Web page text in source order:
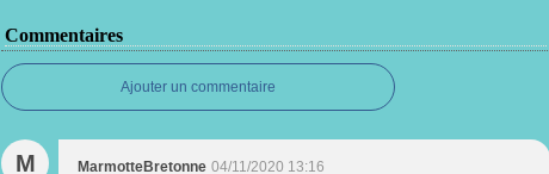
Commentaires
Ajouter un commentaire
M MarmotteBretonne 04/11/2020 13:16